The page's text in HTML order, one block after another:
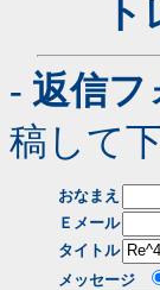
- 返信フ
稿して
おなまえ
Ｅメール
タイトル
メッセージ